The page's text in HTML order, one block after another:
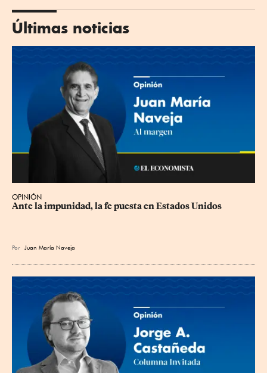
Últimas noticias
OPINIÓN
Ante la impunidad, la fe puesta en Estados Unidos
Por Juan María Naveja